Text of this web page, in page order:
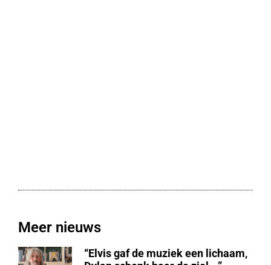
Meer nieuws
“Elvis gaf de muziek een lichaam,